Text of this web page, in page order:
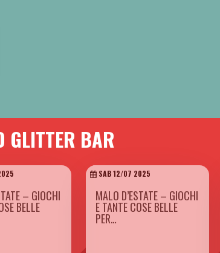
GLITTER BAR
– GIOCHI
BELLE
SAB 12/07 2025
MALO D’ESTATE – GIOCHI
E TANTE COSE BELLE
PER…